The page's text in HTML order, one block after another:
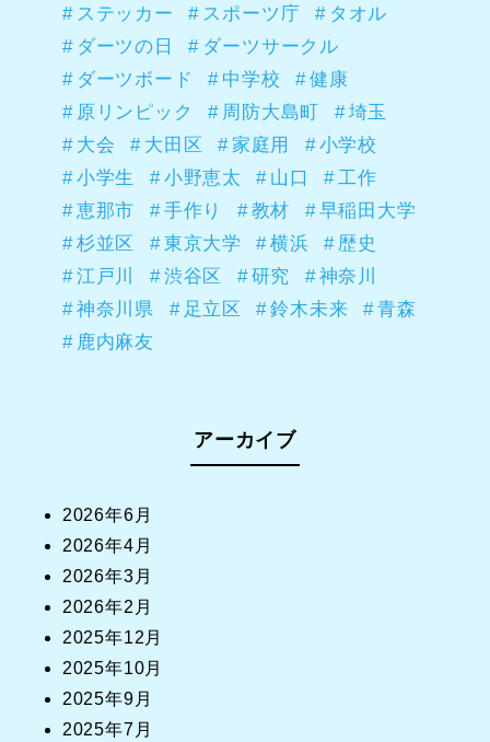
ステッカー スポーツ庁
タオル
ダーツの日
ダーツサークル
ダーツボード
中学校
健康
原リンピック
周防大島町
埼玉
大会
大田区 家庭用
小学校
小学生
小野恵太 山口
工作
恵那市
手作り 教材
早稲田大学
杉並区
東京大学 横浜
歴史
江戸川
渋谷区 研究
神奈川
神奈川県
足立区 鈴木未来
青森
鹿内麻友
アーカイブ
2026年6月
2026年4月
2026年3月
2026年2月
2025年12月
2025年10月
2025年9月
2025年7月